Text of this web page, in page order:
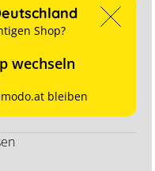
Shop?
wechseln
bleiben